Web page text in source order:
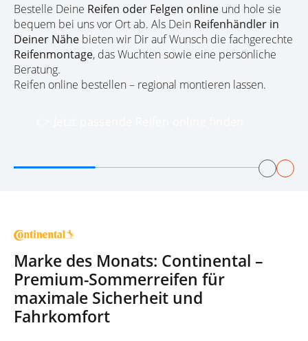
Bestelle Deine Reifen oder Felgen online und hole sie
bequem bei uns vor Ort ab. Als Dein Reifenhändler in
Deiner Nähe bieten wir Dir auf Wunsch die fachgerechte
Reifenmontage, das Wuchten sowie eine persönliche
Beratung.
Reifen online bestellen – regional montieren lassen.
Marke des Monats: Continental –
Premium-Sommerreifen für
maximale Sicherheit und
Fahrkomfort